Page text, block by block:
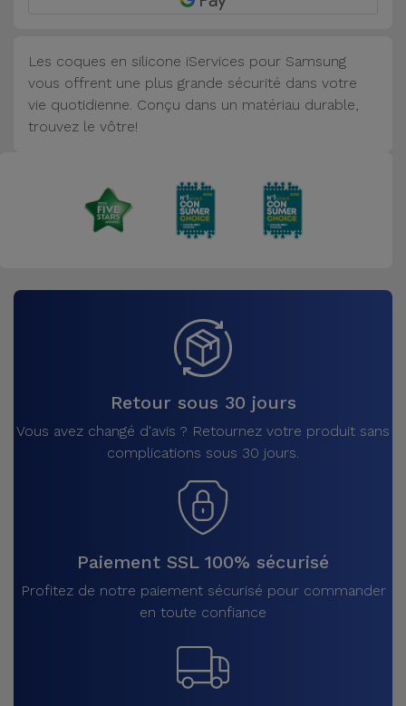
Mobilité,
Auto et
Vélo
Accessoires
Les coques en silicone iServices pour Samsung
vous offrent une plus grande sécurité dans votre
vie quotidienne. Conçu dans un matériau durable,
trouvez le vôtre!
Retour sous 30 jours
Vous avez changé d'avis ? Retournez votre produit sans
complications sous 30 jours.
Paiement SSL 100% sécurisé
Profitez de notre paiement sécurisé pour commander
en toute confiance